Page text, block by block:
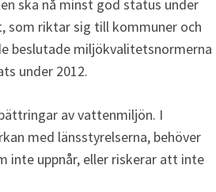
ska nå minst god status under
som riktar sig till kommuner och
beslutade miljökvalitetsnormerna
under 2012.
av vattenmiljön. I
med länsstyrelserna, behöver
inte uppnår, eller riskerar att inte